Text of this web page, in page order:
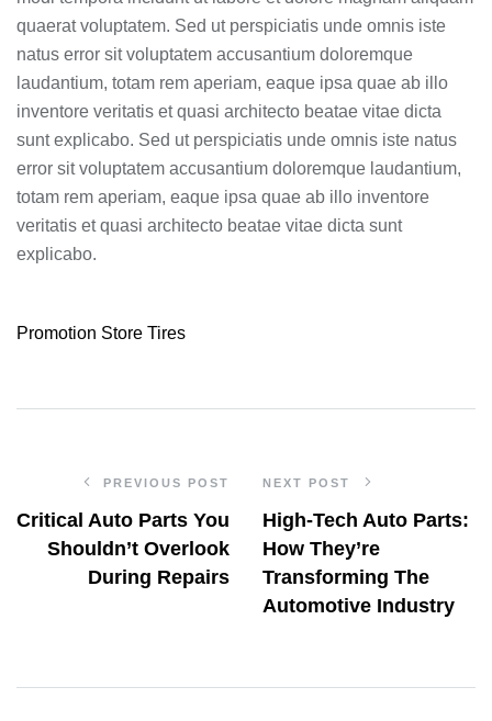
quaerat voluptatem. Sed ut perspiciatis unde omnis iste
natus error sit voluptatem accusantium doloremque
laudantium, totam rem aperiam, eaque ipsa quae ab illo
inventore veritatis et quasi architecto beatae vitae dicta
sunt explicabo. Sed ut perspiciatis unde omnis iste natus
error sit voluptatem accusantium doloremque laudantium,
totam rem aperiam, eaque ipsa quae ab illo inventore
veritatis et quasi architecto beatae vitae dicta sunt
explicabo.
Promotion Store Tires
PREVIOUS POST
Critical Auto Parts You
Shouldn’t Overlook
During Repairs
NEXT POST
High-Tech Auto Parts:
How They’re
Transforming The
Automotive Industry